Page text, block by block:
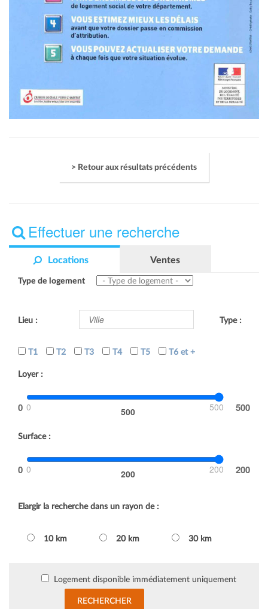
> Retour aux résultats précédents
Effectuer une recherche
Locations Ventes
Type de logement
Lieu : Type :
T1 T2 T3 T4 T5 T6 et +
Loyer :
0 500 500
Surface :
0 200 200
Elargir la recherche dans un rayon de :
10 km 20 km 30 km
Logement disponible immédiatement uniquement